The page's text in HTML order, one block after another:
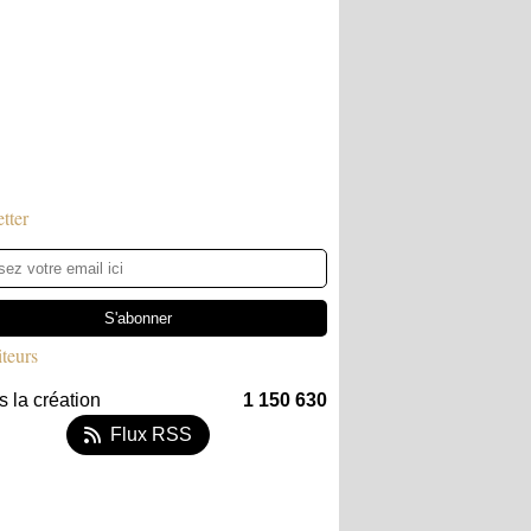
la création
1 150 630
Flux RSS